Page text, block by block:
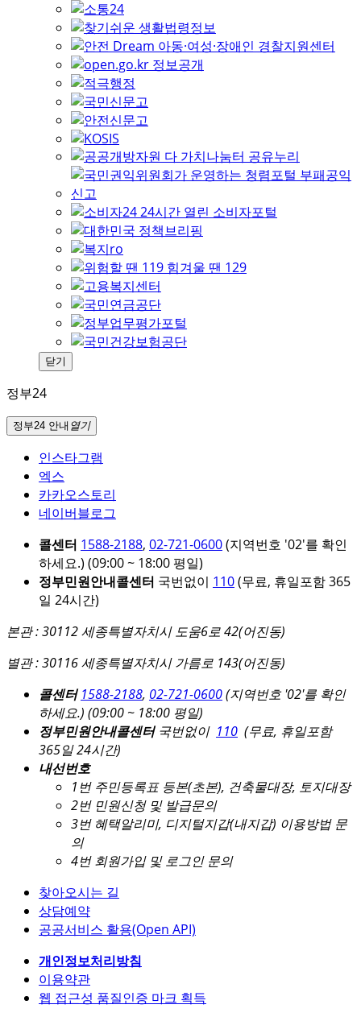
닫기
정부24
정부24 안내 열기
인스타그램
엑스
카카오스토리
네이버블로그
콜센터 1588-2188, 02-721-0600(지역번호 '02'를 확인
하세요.) (09:00 ~ 18:00 평일)
정부민원안내콜센터 국번없이 110(무료, 휴일포함 365
일 24시간)
본관 : 30112 세종특별자치시 도움6로 42(어진동)
별관 : 30116 세종특별자치시 가름로 143(어진동)
콜센터 1588-2188, 02-721-0600(지역번호 '02'를 확인
하세요.) (09:00 ~ 18:00 평일)
정부민원안내콜센터국번없이 110 (무료, 휴일포함
365일 24시간)
내선번호
1번 주민등록표 등본(초본), 건축물대장, 토지대장
2번 민원신청 및 발급문의
3번 혜택알리미, 디지털지갑(내지갑) 이용방법 문
의
4번 회원가입 및 로그인 문의
찾아오시는 길
상담예약
공공서비스 활용(Open API)
개인정보처리방침
이용약관
웹 접근성 품질인증 마크 획득